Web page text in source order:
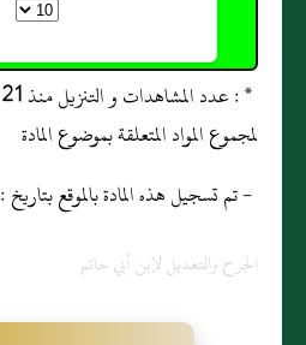
لمجموع المواد المتعلقة بموضوع المادة
- تم تسجيل هذه المادة بالموقع بتاريخ : 07/09/2019
الجرح والتعديل لإبن أبي حاتم